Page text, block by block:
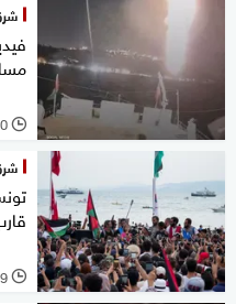
l
10
l 9 سبتمبر 2025